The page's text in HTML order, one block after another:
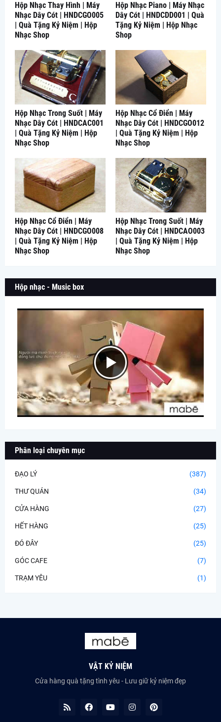
Hộp Nhạc Thay Hình | Máy
Nhạc Dây Cót | HNDCGO005
| Quà Tặng Kỷ Niệm | Hộp
Nhạc Shop
Hộp Nhạc Piano | Máy Nhạc
Dây Cót | HNDCDD001 | Quà
Tặng Kỷ Niệm | Hộp Nhạc
Shop
Hộp Nhạc Trong Suốt | Máy
Nhạc Dây Cót | HNDCAC001
| Quà Tặng Kỷ Niệm | Hộp
Nhạc Shop
Hộp Nhạc Cổ Điển | Máy
Nhạc Dây Cót | HNDCGO012
| Quà Tặng Kỷ Niệm | Hộp
Nhạc Shop
Hộp Nhạc Cổ Điển | Máy
Nhạc Dây Cót | HNDCGO008
| Quà Tặng Kỷ Niệm | Hộp
Nhạc Shop
Hộp Nhạc Trong Suốt | Máy
Nhạc Dây Cót | HNDCAO003
| Quà Tặng Kỷ Niệm | Hộp
Nhạc Shop
Hộp nhạc - Music box
Phân loại chuyên mục
ĐẠO LÝ (387)
THƯ QUÁN (34)
CỬA HÀNG (27)
HẾT HÀNG (25)
ĐÓ ĐÂY (25)
GÓC CAFE (7)
TRẠM YÊU (1)
VẬT KỶ NIỆM
Cửa hàng quà tặng tình yêu - Lưu giữ kỷ niệm đẹp